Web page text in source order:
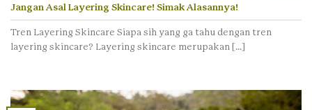
Jangan Asal Layering Skincare! Simak Alasannya!
Tren Layering Skincare Siapa sih yang ga tahu dengan tren
layering skincare? Layering skincare merupakan [...]